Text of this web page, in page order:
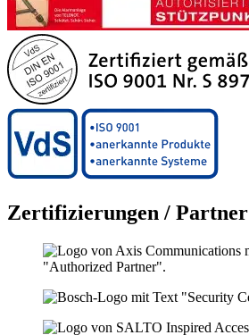
Zertifizierungen / Partner